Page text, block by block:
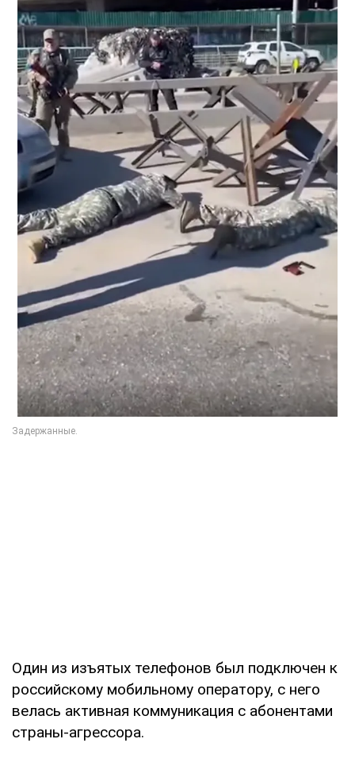
Один из изъятых телефонов был подключен к
российскому мобильному оператору, с него
велась активная коммуникация с абонентами
страны-агрессора.